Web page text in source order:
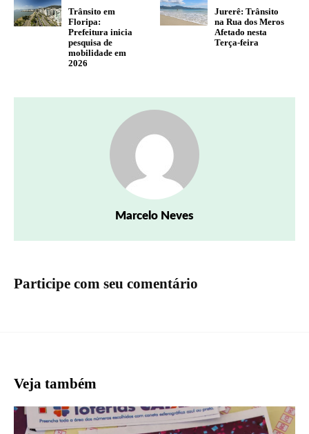
Trânsito em
Floripa:
Prefeitura inicia
pesquisa de
mobilidade em
2026
Jurerê: Trânsito
na Rua dos Meros
Afetado nesta
Terça-feira
Marcelo Neves
Participe com seu comentário
Veja também